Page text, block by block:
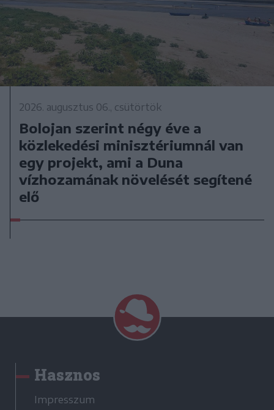
2026. augusztus 06., csütörtök
Bolojan szerint négy éve a
közlekedési minisztériumnál van
egy projekt, ami a Duna
vízhozamának növelését segítené
elő
Hasznos
Impresszum